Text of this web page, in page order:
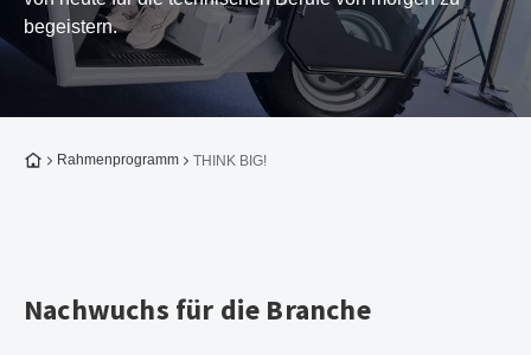
begeistern.
Zur Startseite
Rahmenprogramm THINK BIG!
Nachwuchs für die Branche